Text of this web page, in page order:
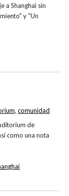
a Shanghai sin
y "Un
de
como una nota
, comunidad